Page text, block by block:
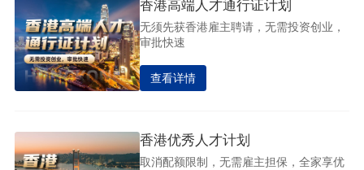
香港高端人才通行证计划
无须先获香港雇主聘请，无需投资创业，
审批快速
查看详情
香港优秀人才计划
取消配额限制，无需雇主担保，全家享优